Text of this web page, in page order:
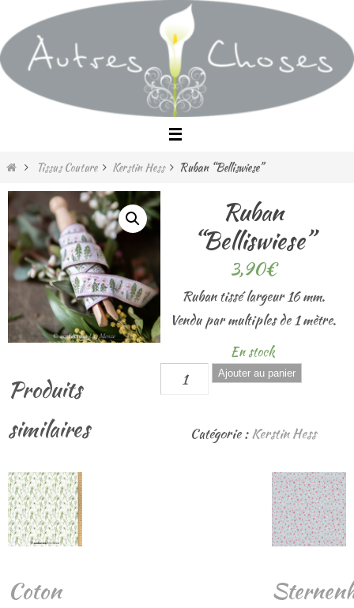
vers
le
contenu
HomeTissus Couture Kerstin Hess Ruban “Belliswiese”
Ruban
“Belliswiese”
3,90€
Ruban tissé largeur 16 mm.
Vendu par multiples de 1 mètre.
En stock
quantité
de
"Belliswiese"
Ajouter au panier
Catégorie :Kerstin Hess
Produits
similaires
Coton